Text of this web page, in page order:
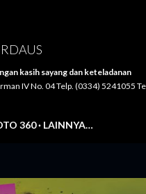
kasih sayang dan keteladanan
IV No. 04 Telp. (0334) 5241055
360 LAINNYA…